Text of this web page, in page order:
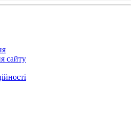
сайту